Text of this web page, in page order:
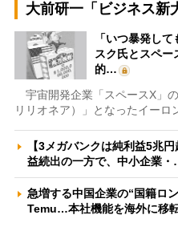
大前研一「ビジネス新
「いつ暴発し
スク氏とスペー
的…
宇宙開発企業「スペースX」
リリオネア）」となったイー
【3メガバンクは純利益5兆
益続出の一方で、中小企業
急増する中国企業の“国籍ロ
Temu…本社機能を海外に移